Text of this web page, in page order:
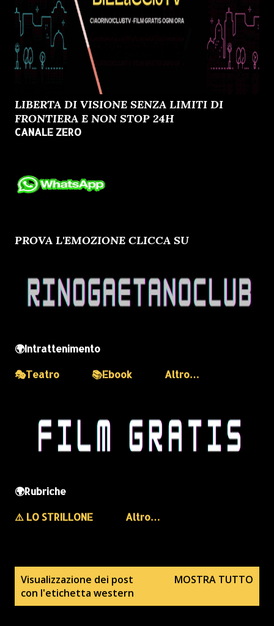
LIBERTA DI VISIONE SENZA LIMITI DI
FRONTIERA E NON STOP 24H
CANALE ZERO
PROVA L'EMOZIONE CLICCA SU
🌍Intrattenimento
🎭Teatro
📚Ebook Altro…
🌍Rubriche
⚠️ LO STRILLONE
Altro…
Visualizzazione dei post
con l'etichetta western
MOSTRA TUTTO